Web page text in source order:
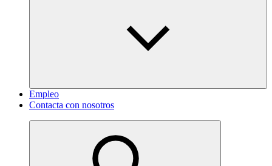
Empleo
Contacta con nosotros